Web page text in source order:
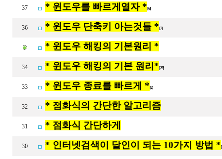
37 * 윈도우를 빠르게열자 * [6]
36 * 윈도우 단축키 아는것들 * [7]
* 윈도우 해킹의 기본원리 *
34 * 윈도우 해킹의 기본 원리* [29]
33 * 윈도우 종료를 빠르게 * [2]
32 * 점화식의 간단한 알고리즘
31 * 점화식 간단하게
30 * 인터넷검색이 달인이 되는 10가지 방법 *